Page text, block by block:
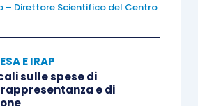
viene imputato in
euro 92.592 + euro 10.000 di
102.592. Questo è il
– Direttore Scientifico del Centro
E IRAP
sulle spese di
e di